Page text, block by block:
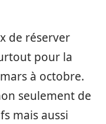
de réserver
pour la
à octobre.
seulement de
mais aussi